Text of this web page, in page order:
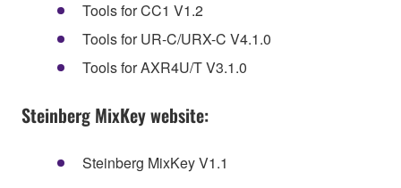
Tools for CC1 V1.2
Tools for UR-C/URX-C V4.1.0
Tools for AXR4U/T V3.1.0
Steinberg MixKey website:
Steinberg MixKey V1.1